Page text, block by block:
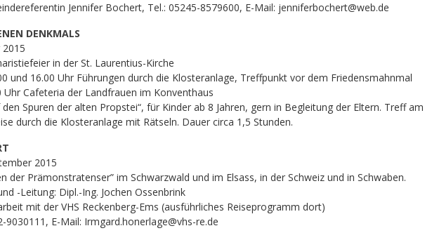
Jennifer Bochert, Tel.: 05245-8579600, E-Mail: jenniferbochert@web.de
DENKMALS
in der St. Laurentius-Kirche
und 16.00 Uhr Führungen durch die Klosteranlage, Treffpunkt vor dem Friedensmahnmal
Uhr Cafeteria der Landfrauen im Konventhaus
den Spuren der alten Propstei“, für Kinder ab 8 Jahren, gern in Begleitung der Eltern. Treff
durch die Klosteranlage mit Rätseln. Dauer circa 1,5 Stunden.
2015
der Prämonstratenser” im Schwarzwald und im Elsass, in der Schweiz und in Schwaben.
-Leitung: Dipl.-Ing. Jochen Ossenbrink
mit der VHS Reckenberg-Ems (ausführliches Reiseprogramm dort)
9030111, E-Mail: Irmgard.honerlage@vhs-re.de